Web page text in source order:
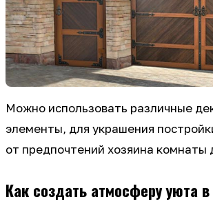
Можно использовать различные
элементы, для украшения
от предпочтений хозяина комнаты
Как создать атмосферу уюта